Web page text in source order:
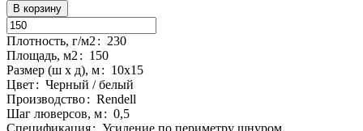
В корзину
Плотность, г/м2: 230
Площадь, м2: 150
Размер (ш х д), м: 10х15
Цвет: Черный / белый
Производство: Rendell
Шаг люверсов, м: 0,5
Спецификация: Усиление по периметру шнуром,